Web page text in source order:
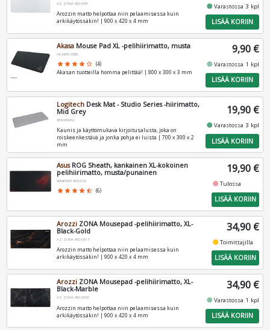
AZ-ZONA-900-PWT
Arozzin matto helpottaa niin pelaamisessa kuin
arkikäytössäkin! | 900 x 420 x 4 mm
fiber_manual_recordVarastossa 3 kpl
LISÄÄ KORIIN
Akasa Mouse Pad XL -pelihiirimatto, musta
AK-MPD-05BK
star star star star star_border (4)
Akasan tuotteilla homma pelittää! | 800 x 300 x 3 mm
9,90 €
fiber_manual_recordVarastossa 1 kpl
LISÄÄ KORIIN
Logitech Desk Mat - Studio Series -hiirimatto,
Mid Grey
956-000052
Kaunis ja käyttömukava kirjoitusalusta, joka on
roiskeenkestävä ja jonka pohja ei luista | 700 x 300 x 2
mm
19,90 €
fiber_manual_recordVarastossa 3 kpl
LISÄÄ KORIIN
AsusROG Sheath, kankainen XL-kokoinen
pelihiirimatto, musta/punainen
90MP00K1-B0UC00
star star star star star_half (6)
19,90 €
fiber_manual_recordTulossa
LISÄÄ KORIIN
Arozzi ZONA Mousepad -pelihiirimatto, XL-
Black-Gold
AZ-ZONA-900-D013
Arozzin matto helpottaa niin pelaamisessa kuin
arkikäytössäkin! | 900 x 420 x 4 mm
34,90 €
fiber_manual_recordToimittajilla
LISÄÄ KORIIN
Arozzi ZONA Mousepad -pelihiirimatto, XL-
Black-Marble
AZ-ZONA-900-D050
Arozzin matto helpottaa niin pelaamisessa kuin
arkikäytössäkin! | 900 x 420 x 4 mm
34,90 €
fiber_manual_recordVarastossa 1 kpl
LISÄÄ KORIIN